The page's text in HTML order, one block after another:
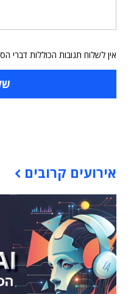
אין לשלוח תגובות הכוללות דברי
אירועים קרובים